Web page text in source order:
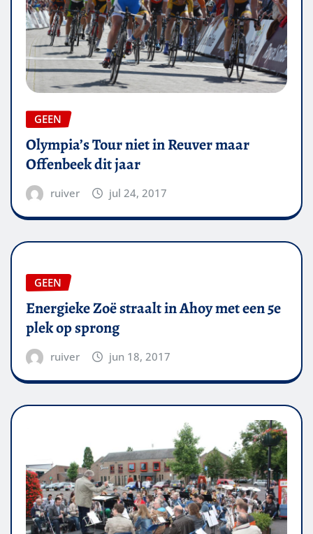
GEEN
Olympia’s Tour niet in Reuver maar
Offenbeek dit jaar
ruiver jul 24, 2017
GEEN
Energieke Zoë straalt in Ahoy met een 5e
plek op sprong
ruiver jun 18, 2017